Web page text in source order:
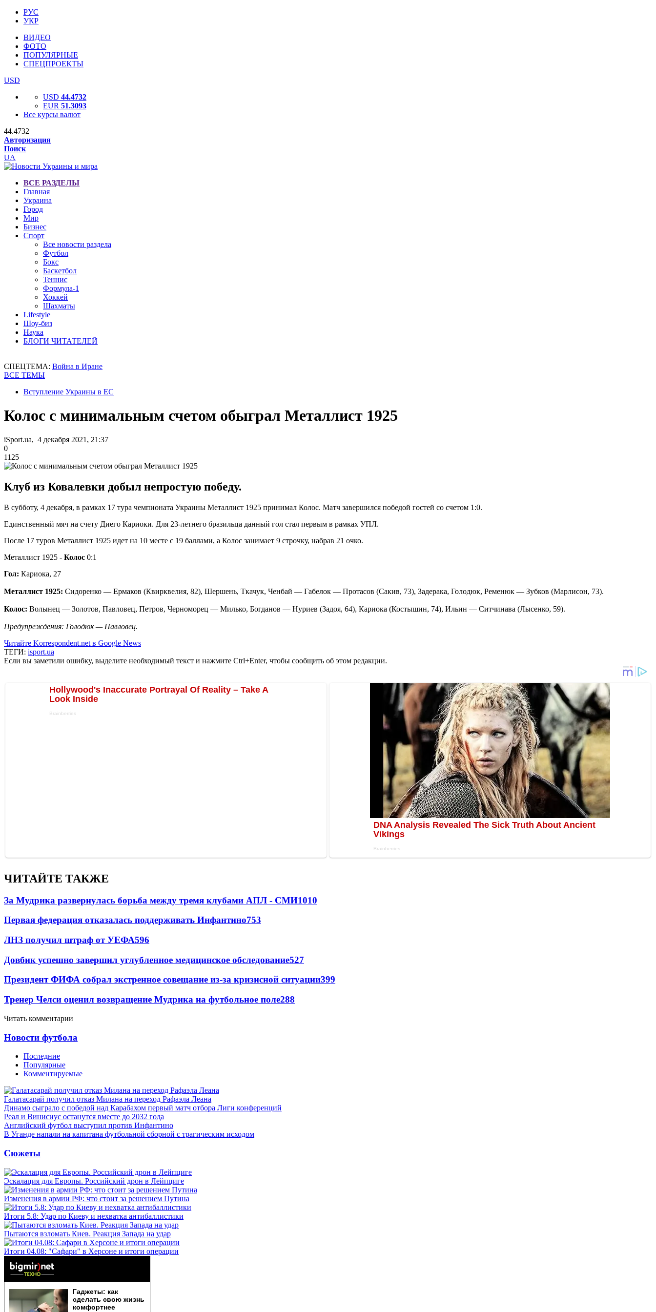
РУС
УКР
ВИДЕО
ФОТО
ПОПУЛЯРНЫЕ
СПЕЦПРОЕКТЫ
USD
USD 44.4732
EUR 51.3093
Все курсы валют
44.4732
Авторизация
Поиск
UA
ВСЕ РАЗДЕЛЫ
Главная
Украина
Город
Мир
Бизнес
Спорт
Все новости раздела
Футбол
Бокс
Баскетбол
Теннис
Формула-1
Хоккей
Шахматы
Lifestyle
Шоу-биз
Наука
БЛОГИ ЧИТАТЕЛЕЙ
СПЕЦТЕМА: Война в Иране
ВСЕ ТЕМЫ
Вступление Украины в ЕС
Колос с минимальным счетом обыграл Металлист 1925
iSport.ua, 4 декабря 2021, 21:37
0
1125
Клуб из Ковалевки добыл непростую победу.
В субботу, 4 декабря, в рамках 17 тура чемпионата Украины Металлист 1925 принимал Колос. Матч завершился победой гостей со счетом 1:0.
Единственный мяч на счету Диего Кариоки. Для 23-летнего бразильца данный гол стал первым в рамках УПЛ.
После 17 туров Металлист 1925 идет на 10 месте с 19 баллами, а Колос занимает 9 строчку, набрав 21 очко.
Металлист 1925 - Колос 0:1
Гол: Кариока, 27
Металлист 1925: Сидоренко — Ермаков (Квирквелия, 82), Шершень, Ткачук, Ченбай — Габелок — Протасов (Сакив, 73), Задерака, Голодюк, Ременюк — Зубков (Марлисон, 73).
Колос: Волынец — Золотов, Павловец, Петров, Черноморец — Милько, Богданов — Нуриев (Задоя, 64), Кариока (Костышин, 74), Ильин — Ситчинава (Лысенко, 59).
Предупреждения: Голодюк — Павловец.
Читайте Korrespondent.net в Google News
ТЕГИ: isport.ua
Если вы заметили ошибку, выделите необходимый текст и нажмите Ctrl+Enter, чтобы сообщить об этом редакции.
ЧИТАЙТЕ ТАКЖЕ
За Мудрика развернулась борьба между тремя клубами АПЛ - СМИ1010
Первая федерация отказалась поддерживать Инфантино753
ЛНЗ получил штраф от УЕФА596
Довбик успешно завершил углубленное медицинское обследование527
Президент ФИФА собрал экстренное совещание из-за кризисной ситуации399
Тренер Челси оценил возвращение Мудрика на футбольное поле288
Читать комментарии
Новости футбола
Последние
Популярные
Комментируемые
Галатасарай получил отказ Милана на переход Рафаэла Леана
Динамо сыграло с победой над Карабахом первый матч отбора Лиги конференций
Реал и Винисиус останутся вместе до 2032 года
Английский футбол выступил против Инфантино
В Уганде напали на капитана футбольной сборной с трагическим исходом
Сюжеты
Эскалация для Европы. Российский дрон в Лейпциге
Изменения в армии РФ: что стоит за решением Путина
Итоги 5.8: Удар по Киеву и нехватка антибаллистики
Пытаются взломать Киев. Реакция Запада на удар
Итоги 04.08: "Сафари" в Херсоне и итоги операции